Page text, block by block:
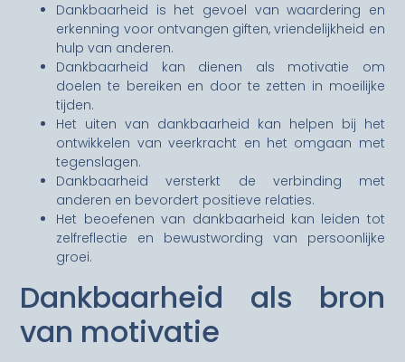
Dankbaarheid is het gevoel van waardering en
erkenning voor ontvangen giften, vriendelijkheid en
hulp van anderen.
Dankbaarheid kan dienen als motivatie om
doelen te bereiken en door te zetten in moeilijke
tijden.
Het uiten van dankbaarheid kan helpen bij het
ontwikkelen van veerkracht en het omgaan met
tegenslagen.
Dankbaarheid versterkt de verbinding met
anderen en bevordert positieve relaties.
Het beoefenen van dankbaarheid kan leiden tot
zelfreflectie en bewustwording van persoonlijke
groei.
Dankbaarheid als bron
van motivatie